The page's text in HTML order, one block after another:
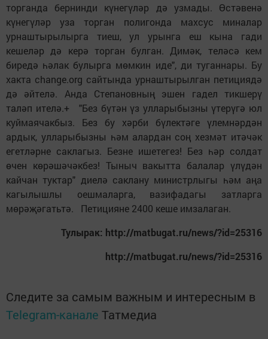
торганда бернинди күнегүләр дә узмады. Өстәвенә
күнегүләр уза торган полигонда махсус миналар
урнаштырылырга тиеш, ул урынга еш кына гади
кешеләр дә керә торган булган. Димәк, теләсә кем
биредә һәлак булырга мөмкин иде", ди туганнары. Бу
хакта change.org сайтында урнаштырылган петициядә
дә әйтелә. Анда Степановның эшен гадел тикшерү
таләп ителә.+ "Без бүтән үз улларыбызны үтерүгә юл
куймаячакбыз. Без бу хәрби бүлектәге үлемнәрдән
ардык, улларыбызны һәм алардан соң хезмәт итәчәк
егетләрне саклагыз. Безне ишетегез! Без һәр солдат
өчен көрәшәчәкбез! Тыныч вакытта балалар үлүдән
кайчан туктар" диелә саклану министрлыгы һәм аңа
кагылышлы оешмаларга, вазифадагы затларга
мөрәҗәгатьтә. Петицияне 2400 кеше имзалаган.
Тулырак: http://matbugat.ru/news/?id=25316
http://matbugat.ru/news/?id=25316
Следите за самым важным и интересным в
Telegram-канале Татмедиа